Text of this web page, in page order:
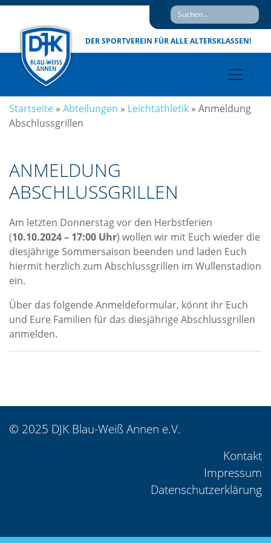
DER SPORTVEREIN FÜR ALLE ALTERSKLASSEN!
Startseite » Abteilungen » Leichtathletik » Anmeldung
Abschlussgrillen
ANMELDUNG
ABSCHLUSSGRILLEN
Am letzten Donnerstag vor den Herbstferien
(10.10.2024 – 17:00 Uhr) wollen wir mit Euch wieder die
diesjährige Sommersaison beenden und laden Euch
hiermit herzlich zum Abschlussgrillen im Wullenstadion
ein.
Über das folgende Anmeldeformular, könnt ihr Euch
und Eure Familien für das diesjährige Abschlussgrillen
anmelden.
© 2025 DJK Blau-Weiß Annen e.V.
Kontakt
Impressum
Datenschutzerklärung